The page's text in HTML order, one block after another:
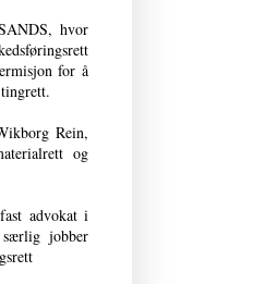
hvor
for å
Rein,
og
advokat i
jobber